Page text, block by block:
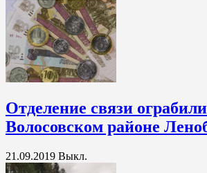
Отделение связи
Волосовском районе
21.09.2019 Выкл.